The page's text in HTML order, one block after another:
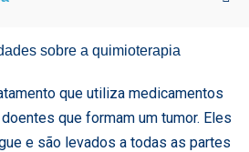
que utiliza medicamentos
que formam um tumor. Eles
e são levados a todas as partes